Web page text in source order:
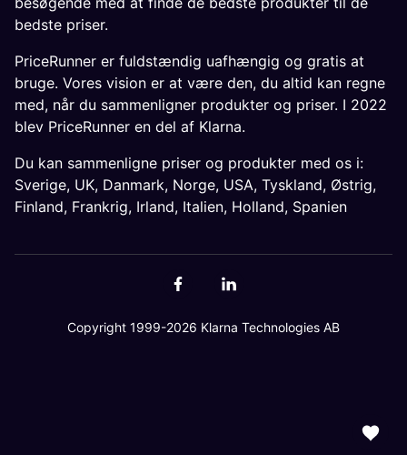
bedste priser.
PriceRunner er fuldstændig uafhængig og gratis at
bruge. Vores vision er at være den, du altid kan regne
med, når du sammenligner produkter og priser. I 2022
blev PriceRunner en del af Klarna.
Du kan sammenligne priser og produkter med os i:
Sverige, UK, Danmark, Norge, USA, Tyskland, Østrig,
Finland, Frankrig, Irland, Italien, Holland, Spanien
Copyright 1999-2026 Klarna Technologies AB